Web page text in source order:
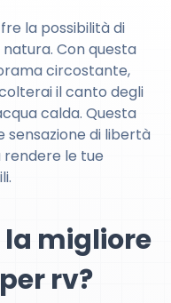
la possibilità di
Con questa
circostante,
il canto degli
calda. Questa
sensazione di libertà
le tue
la migliore
rv?